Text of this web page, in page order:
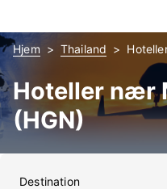
Hjem Thailand
Hoteller nær
(HGN)
Destination